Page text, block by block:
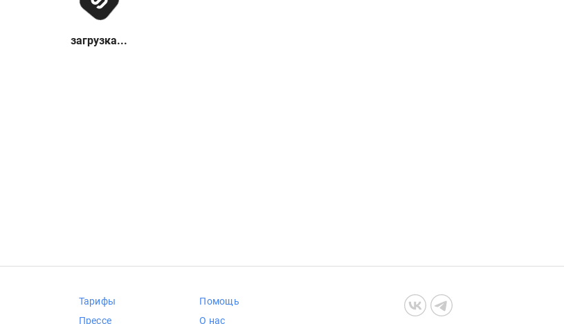
загрузка...
Тарифы
Прессе
Помощь
О нас